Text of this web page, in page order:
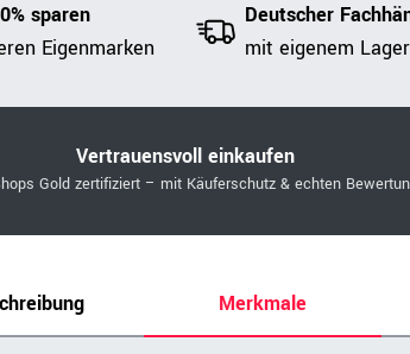
sparen
Eigenmarken
Deutscher
mit eigenem Lager
Vertrauensvoll einkaufen
Gold zertifiziert – mit Käuferschutz & echten
Merkmale